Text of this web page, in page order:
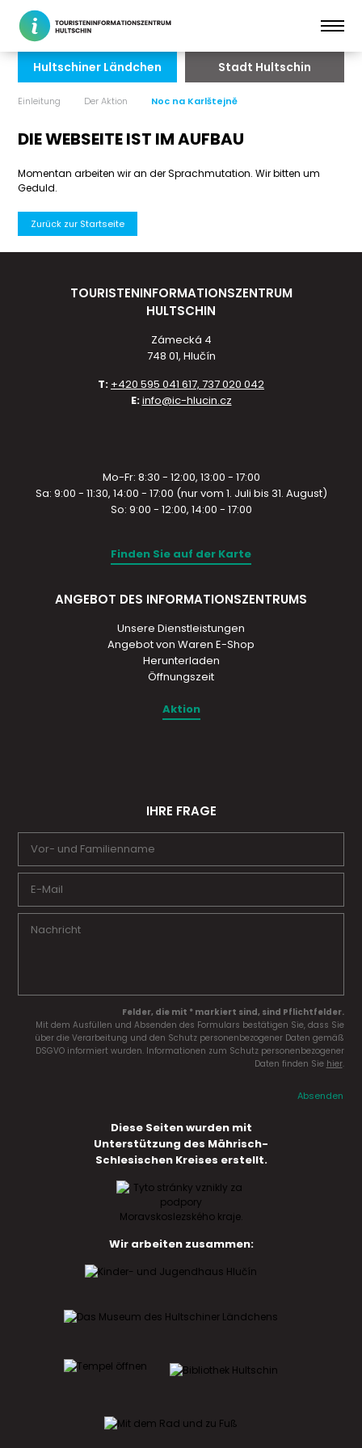
Hultschiner Ländchen Stadt Hultschin
Einleitung Der Aktion Noc na Karlštejně
DIE WEBSEITE IST IM AUFBAU
Momentan arbeiten wir an der Sprachmutation. Wir bitten um
Geduld.
Zurück zur Startseite
TOURISTENINFORMATIONSZENTRUM
HULTSCHIN
Zámecká 4
748 01, Hlučín
T: +420 595 041 617, 737 020 042
E:info@ic-hlucin.cz
Mo-Fr: 8:30 - 12:00, 13:00 - 17:00
Sa: 9:00 - 11:30, 14:00 - 17:00 (nur vom 1. Juli bis 31. August)
So: 9:00 - 12:00, 14:00 - 17:00
Finden Sie auf der Karte
ANGEBOT DES INFORMATIONSZENTRUMS
Unsere Dienstleistungen
Angebot von Waren E-Shop
Herunterladen
Öffnungszeit
Aktion
IHRE FRAGE
Felder, die mit * markiert sind, sind Pflichtfelder.
Mit dem Ausfüllen und Absenden des Formulars bestätigen Sie, dass Sie
über die Verarbeitung und den Schutz personenbezogener Daten gemäß
DSGVO informiert wurden. Informationen zum Schutz personenbezogener
Daten finden Sie hier.
Absenden
Diese Seiten wurden mit
Unterstützung des Mährisch-
Schlesischen Kreises erstellt.
Wir arbeiten zusammen: